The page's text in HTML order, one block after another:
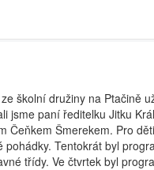
školní družiny na Ptačině
jsme paní ředitelku Jitku
Čeňkem Šmerekem. Pro
Tentokrát byl
třídy. Ve čtvrtek byl